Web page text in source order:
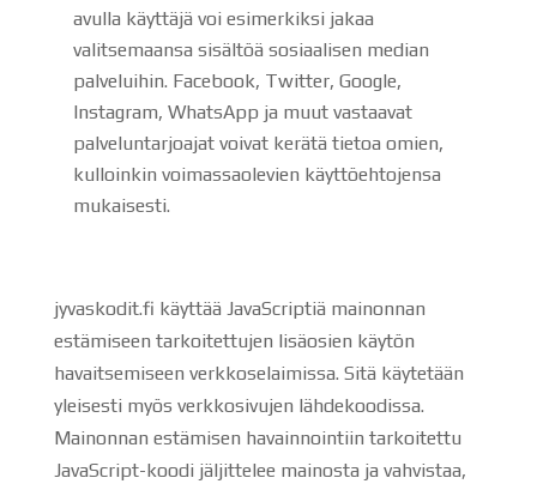
avulla käyttäjä voi esimerkiksi jakaa
valitsemaansa sisältöä sosiaalisen median
palveluihin. Facebook, Twitter, Google,
Instagram, WhatsApp ja muut vastaavat
palveluntarjoajat voivat kerätä tietoa omien,
kulloinkin voimassaolevien käyttöehtojensa
mukaisesti.
jyvaskodit.fi käyttää JavaScriptiä mainonnan
estämiseen tarkoitettujen lisäosien käytön
havaitsemiseen verkkoselaimissa. Sitä käytetään
yleisesti myös verkkosivujen lähdekoodissa.
Mainonnan estämisen havainnointiin tarkoitettu
JavaScript-koodi jäljittelee mainosta ja vahvistaa,